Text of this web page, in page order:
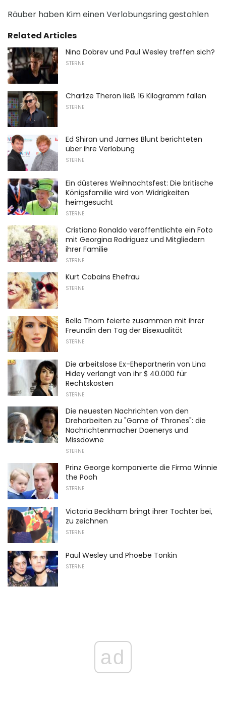
Räuber haben Kim einen Verlobungsring gestohlen
Related Articles
Nina Dobrev und Paul Wesley treffen sich?
STERNE
Charlize Theron ließ 16 Kilogramm fallen
STERNE
Ed Shiran und James Blunt berichteten
über ihre Verlobung
STERNE
Ein düsteres Weihnachtsfest: Die britische
Königsfamilie wird von Widrigkeiten
heimgesucht
STERNE
Cristiano Ronaldo veröffentlichte ein Foto
mit Georgina Rodriguez und Mitgliedern
ihrer Familie
STERNE
Kurt Cobains Ehefrau
STERNE
Bella Thorn feierte zusammen mit ihrer
Freundin den Tag der Bisexualität
STERNE
Die arbeitslose Ex-Ehepartnerin von Lina
Hidey verlangt von ihr $ 40.000 für
Rechtskosten
STERNE
Die neuesten Nachrichten von den
Dreharbeiten zu "Game of Thrones": die
Nachrichtenmacher Daenerys und
Missdowne
STERNE
Prinz George komponierte die Firma Winnie
the Pooh
STERNE
Victoria Beckham bringt ihrer Tochter bei,
zu zeichnen
STERNE
Paul Wesley und Phoebe Tonkin
STERNE
ad